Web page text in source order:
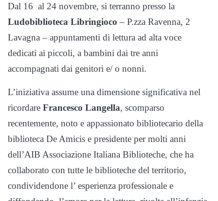
Dal 16 al 24 novembre, si terranno presso la
Ludobiblioteca Libringioco – P.zza Ravenna, 2
Lavagna – appuntamenti di lettura ad alta voce
dedicati ai piccoli, a bambini dai tre anni
accompagnati dai genitori e/ o nonni.
L’iniziativa assume una dimensione significativa nel
ricordare Francesco Langella, scomparso
recentemente, noto e appassionato bibliotecario della
biblioteca De Amicis e presidente per molti anni
dell’AIB Associazione Italiana Biblioteche, che ha
collaborato con tutte le biblioteche del territorio,
condividendone l’ esperienza professionale e